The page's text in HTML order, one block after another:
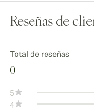
Reseñas de
Total de reseñas
0
5
4